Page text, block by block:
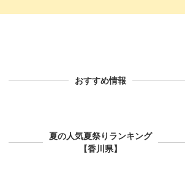
おすすめ情報
夏の人気夏祭りランキング
【香川県】